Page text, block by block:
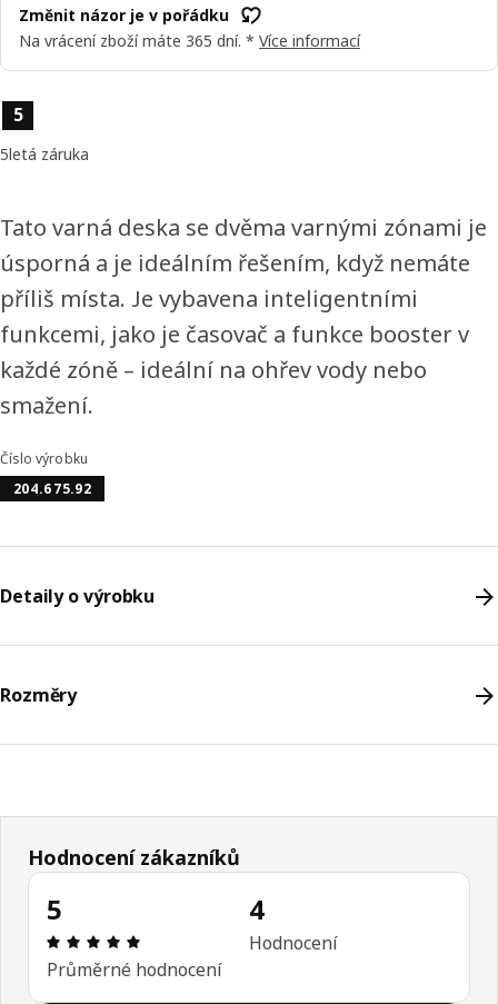
Změnit názor je v pořádku
Na vrácení zboží máte 365 dní. * Více informací
Vlastnosti výrobku
5
5letá záruka
Tato varná deska se dvěma varnými zónami je
úsporná a je ideálním řešením, když nemáte
příliš místa. Je vybavena inteligentními
funkcemi, jako je časovač a funkce booster v
každé zóně – ideální na ohřev vody nebo
smažení.
Číslo výrobku
204.675.92
Detaily o výrobku
Rozměry
Hodnocení zákazníků
5
Hodnocení výrobku: 5 z 5 hvězdičky/hvězdiček
Průměrné hodnocení
4
Hodnocení